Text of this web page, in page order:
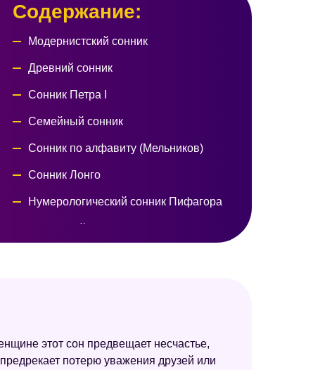
Содержание:
Модернистский сонник
Древний сонник
Сонник Петра I
Семейный сонник
Сонник по алфавиту (Мельников)
Сонник Лонго
Нумерологический сонник Пифагора
Сонник ХХ века
этот сон предвещает несчастье,
потерю уважения друзей или